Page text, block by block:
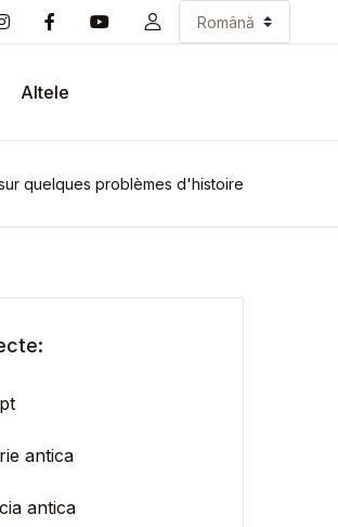
Altele
quelques problèmes d'histoire
antica
antica